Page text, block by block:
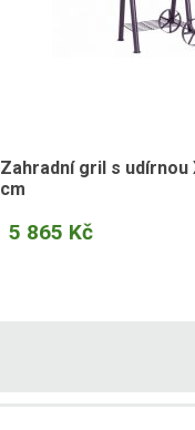
Zahradní gril s udírnou
cm
5 865 Kč